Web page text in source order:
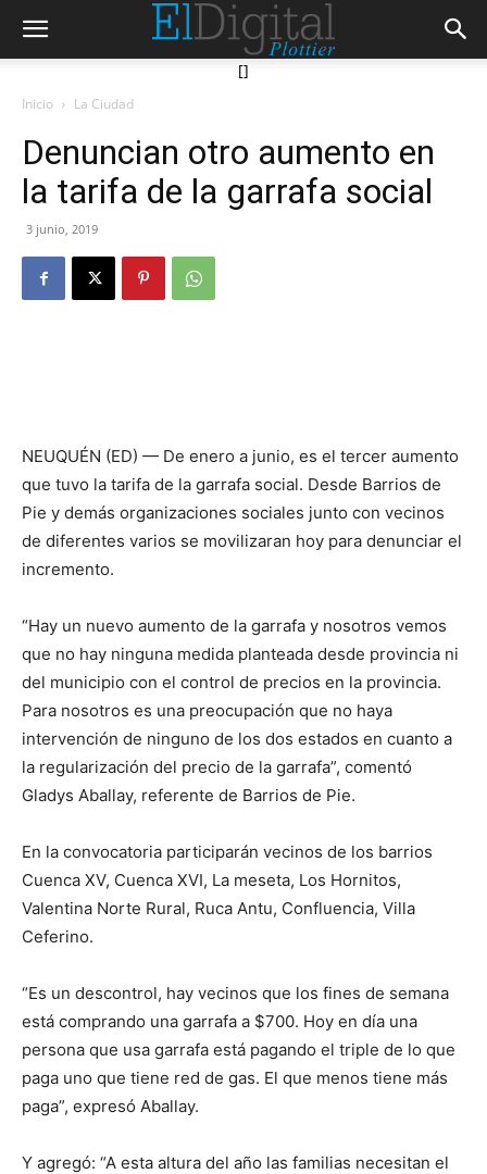
[]
Inicio La Ciudad
Denuncian otro aumento en
la tarifa de la garrafa social
3 junio, 2019
NEUQUÉN (ED) — De enero a junio, es el tercer aumento
que tuvo la tarifa de la garrafa social. Desde Barrios de
Pie y demás organizaciones sociales junto con vecinos
de diferentes varios se movilizaran hoy para denunciar el
incremento.
“Hay un nuevo aumento de la garrafa y nosotros vemos
que no hay ninguna medida planteada desde provincia ni
del municipio con el control de precios en la provincia.
Para nosotros es una preocupación que no haya
intervención de ninguno de los dos estados en cuanto a
la regularización del precio de la garrafa”, comentó
Gladys Aballay, referente de Barrios de Pie.
En la convocatoria participarán vecinos de los barrios
Cuenca XV, Cuenca XVI, La meseta, Los Hornitos,
Valentina Norte Rural, Ruca Antu, Confluencia, Villa
Ceferino.
“Es un descontrol, hay vecinos que los fines de semana
está comprando una garrafa a $700. Hoy en día una
persona que usa garrafa está pagando el triple de lo que
paga uno que tiene red de gas. El que menos tiene más
paga”, expresó Aballay.
Y agregó: “A esta altura del año las familias necesitan el